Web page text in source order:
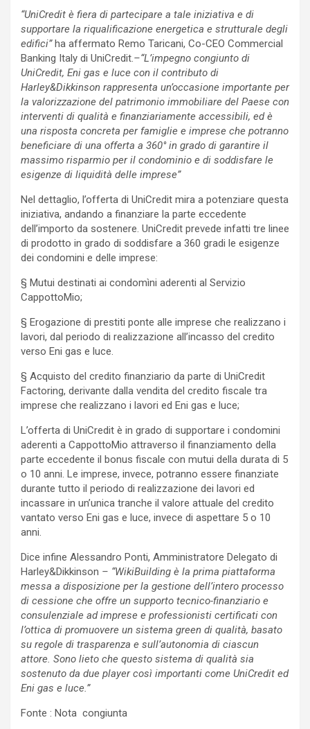
“UniCredit è fiera di partecipare a tale iniziativa e di
supportare la riqualificazione energetica e strutturale degli
edifici”ha affermato Remo Taricani, Co-CEO Commercial
Banking Italy di UniCredit.–“L’impegno congiunto di
UniCredit, Eni gas e luce con il contributo di
Harley&Dikkinson rappresenta un’occasione importante per
la valorizzazione del patrimonio immobiliare del Paese con
interventi di qualità e finanziariamente accessibili, ed è
una risposta concreta per famiglie e imprese che potranno
beneficiare di una offerta a 360° in grado di garantire il
massimo risparmio per il condominio e di soddisfare le
esigenze di liquidità delle imprese”
Nel dettaglio, l’offerta di UniCredit mira a potenziare questa
iniziativa, andando a finanziare la parte eccedente
dell’importo da sostenere. UniCredit prevede infatti tre linee
di prodotto in grado di soddisfare a 360 gradi le esigenze
dei condomini e delle imprese:
§ Mutui destinati ai condomìni aderenti al Servizio
CappottoMio;
§ Erogazione di prestiti ponte alle imprese che realizzano i
lavori, dal periodo di realizzazione all’incasso del credito
verso Eni gas e luce.
§ Acquisto del credito finanziario da parte di UniCredit
Factoring, derivante dalla vendita del credito fiscale tra
imprese che realizzano i lavori ed Eni gas e luce;
L’offerta di UniCredit è in grado di supportare i condomini
aderenti a CappottoMio attraverso il finanziamento della
parte eccedente il bonus fiscale con mutui della durata di 5
o 10 anni. Le imprese, invece, potranno essere finanziate
durante tutto il periodo di realizzazione dei lavori ed
incassare in un’unica tranche il valore attuale del credito
vantato verso Eni gas e luce, invece di aspettare 5 o 10
anni.
Dice infine Alessandro Ponti, Amministratore Delegato di
Harley&Dikkinson – “WikiBuilding è la prima piattaforma
messa a disposizione per la gestione dell’intero processo
di cessione che offre un supporto tecnico-finanziario e
consulenziale ad imprese e professionisti certificati con
l’ottica di promuovere un sistema green di qualità, basato
su regole di trasparenza e sull’autonomia di ciascun
attore. Sono lieto che questo sistema di qualità sia
sostenuto da due player così importanti come UniCredit ed
Eni gas e luce.”
Fonte : Nota congiunta